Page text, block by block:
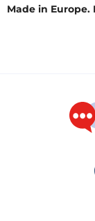
Made in Europe.